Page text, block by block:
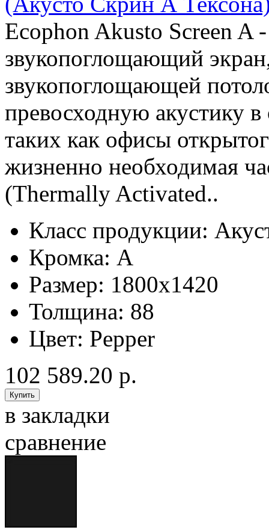
Ecophon Akusto Screen A
звукопоглощающий
звукопоглощающей
превосходную акустику
таких как офисы
жизненно необходимая
(Thermally Activated..
Класс продукции:
Кромка: A
Размер: 1800x1420
Толщина: 88
Цвет: Pepper
102 589.20 р.
в закладки
сравнение